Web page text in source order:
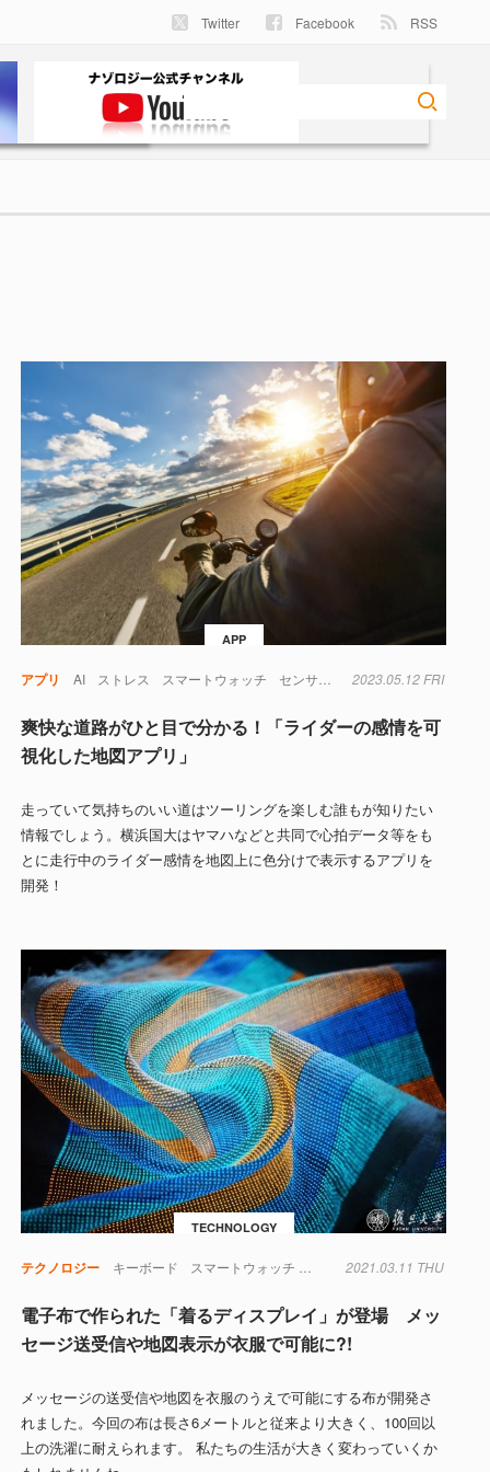
Twitter Facebook RSS
APP
アプリ AI ストレス スマートウォッチ センサー バイク
2023.05.12 FRI
爽快な道路がひと目で分かる！「ライダーの感情を可
視化した地図アプリ」
走っていて気持ちのいい道はツーリングを楽しむ誰もが知りたい
情報でしょう。横浜国大はヤマハなどと共同で心拍データ等をも
とに走行中のライダー感情を地図上に色分けで表示するアプリを
開発！
TECHNOLOGY
テクノロジー キーボード スマートウォッチ 光 電極
2021.03.11 THU
電子布で作られた「着るディスプレイ」が登場 メッ
セージ送受信や地図表示が衣服で可能に?!
メッセージの送受信や地図を衣服のうえで可能にする布が開発さ
れました。今回の布は長さ6メートルと従来より大きく、100回以
上の洗濯に耐えられます。 私たちの生活が大きく変わっていくか